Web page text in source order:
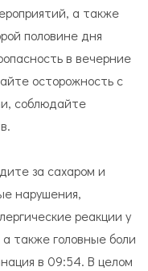
а также
половине дня
в вечерние
осторожность с
соблюдайте
за сахаром и
нарушения,
реакции у
также головные боли
в 09:54. В целом